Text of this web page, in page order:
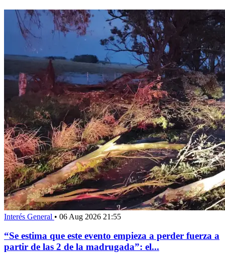
Interés General • 06 Aug 2026 21:55
“Se estima que este evento empieza a perder fuerza a
partir de las 2 de la madrugada”: el...